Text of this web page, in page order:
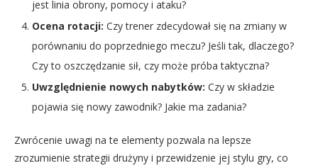
jest linia obrony, pomocy i ataku?
Ocena rotacji: Czy trener zdecydował się na zmiany w
porównaniu do poprzedniego meczu? Jeśli tak, dlaczego?
Czy to oszczędzanie sił, czy może próba taktyczna?
Uwzględnienie nowych nabytków: Czy w składzie
pojawia się nowy zawodnik? Jakie ma zadania?
Zwrócenie uwagi na te elementy pozwala na lepsze
zrozumienie strategii drużyny i przewidzenie jej stylu gry, co